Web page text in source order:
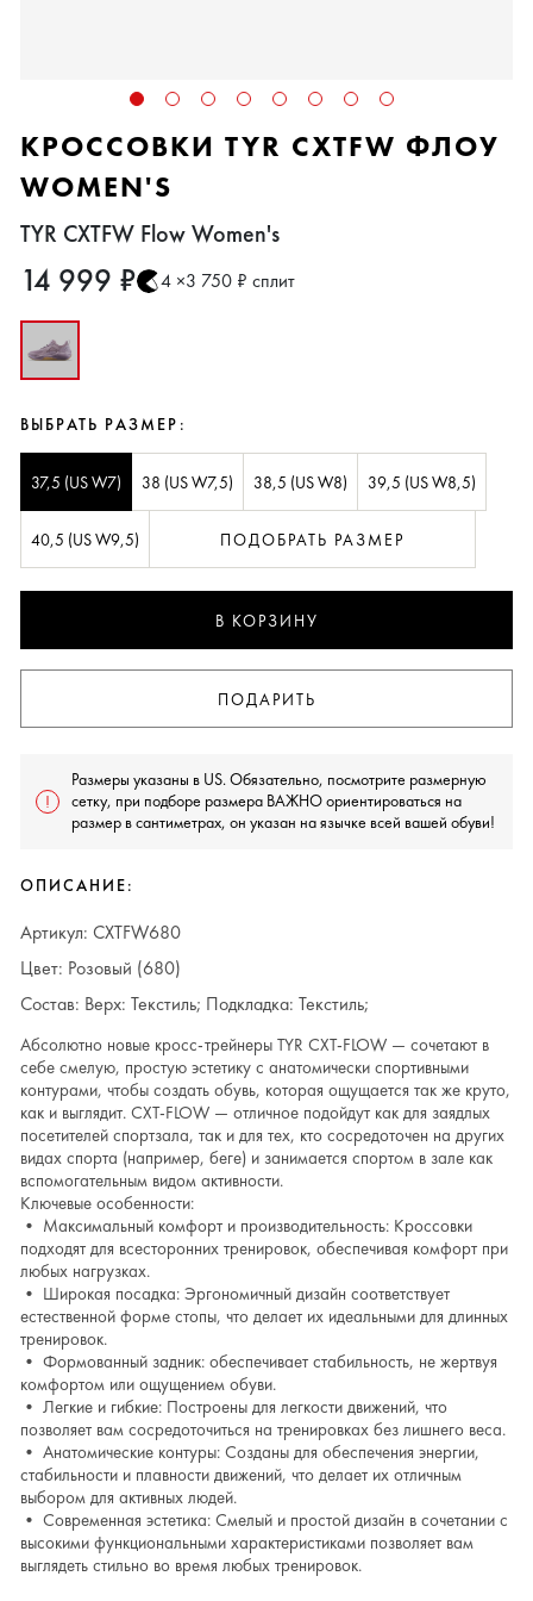
КРОССОВКИ TYR CXTFW ФЛОУ
WOMEN'S
TYR CXTFW Flow Women's
14 999 ₽ 4 ×3 750 ₽ сплит
ВЫБРАТЬ РАЗМЕР:
37,5 (US W7) 38 (US W7,5) 38,5 (US W8) 39,5 (US W8,5)
40,5 (US W9,5) ПОДОБРАТЬ РАЗМЕР
В КОРЗИНУ
ПОДАРИТЬ
Размеры указаны в US. Обязательно, посмотрите размерную
сетку, при подборе размера ВАЖНО ориентироваться на
размер в сантиметрах, он указан на язычке всей вашей обуви!
ОПИСАНИЕ:
Артикул: CXTFW680
Цвет: Розовый (680)
Состав: Верх: Текстиль; Подкладка: Текстиль;
Абсолютно новые кросс-трейнеры TYR CXT-FLOW — сочетают в
себе смелую, простую эстетику с анатомически спортивными
контурами, чтобы создать обувь, которая ощущается так же круто,
как и выглядит. CXT-FLOW — отличное подойдут как для заядлых
посетителей спортзала, так и для тех, кто сосредоточен на других
видах спорта (например, беге) и занимается спортом в зале как
вспомогательным видом активности.
Ключевые особенности:
• Максимальный комфорт и производительность: Кроссовки
подходят для всесторонних тренировок, обеспечивая комфорт при
любых нагрузках.
• Широкая посадка: Эргономичный дизайн соответствует
естественной форме стопы, что делает их идеальными для длинных
тренировок.
• Формованный задник: обеспечивает стабильность, не жертвуя
комфортом или ощущением обуви.
• Легкие и гибкие: Построены для легкости движений, что
позволяет вам сосредоточиться на тренировках без лишнего веса.
• Анатомические контуры: Созданы для обеспечения энергии,
стабильности и плавности движений, что делает их отличным
выбором для активных людей.
• Современная эстетика: Смелый и простой дизайн в сочетании с
высокими функциональными характеристиками позволяет вам
выглядеть стильно во время любых тренировок.